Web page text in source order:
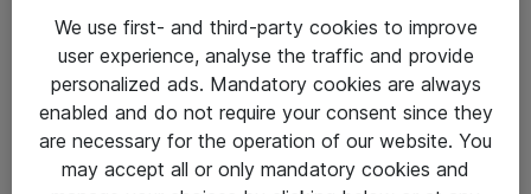
eShop Info
Takuu- ja huolto-ohjeet
We use first- and third-party cookies to improve
user experience, analyse the traffic and provide
personalized ads. Mandatory cookies are always
enabled and do not require your consent since they
are necessary for the operation of our website. You
may accept all or only mandatory cookies and